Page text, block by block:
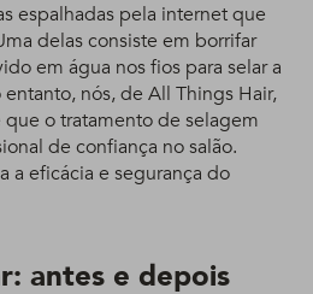
espalhadas pela internet que
delas consiste em borrifar
em água nos fios para selar a
nós, de All Things Hair,
o tratamento de selagem
de confiança no salão.
a eficácia e segurança do
antes e depois